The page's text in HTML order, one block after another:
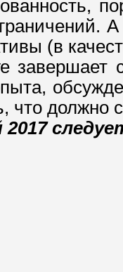
(в
завершает
что